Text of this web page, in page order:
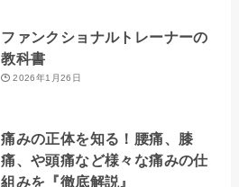
ファンクショナルトレーナーの
教科書
2026年1月26日
痛みの正体を知る！腰痛、膝
痛、や頭痛など様々な痛みの仕
組みを『徹底解説』